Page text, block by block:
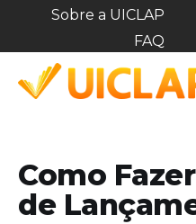
Sobre a UICLAP
FAQ
Como
de